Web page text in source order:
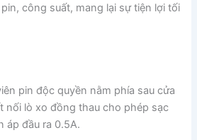
công suất, mang lại sự tiện lợi tối
pin độc quyền nằm phía sau cửa
nối lò xo đồng thau cho phép sạc
áp đầu ra 0.5A.